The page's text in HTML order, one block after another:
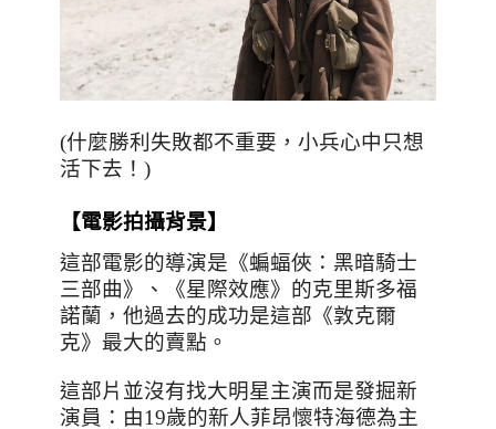
(什麼勝利失敗都不重要，小兵心中只想
活下去！)
【電影拍攝背景】
這部電影的導演是《蝙蝠俠：黑暗騎士
三部曲》、《星際效應》的克里斯多福
諾蘭，他過去的成功是這部《敦克爾
克》最大的賣點。
這部片並沒有找大明星主演而是發掘新
演員：由19歲的新人菲昂懷特海德為主